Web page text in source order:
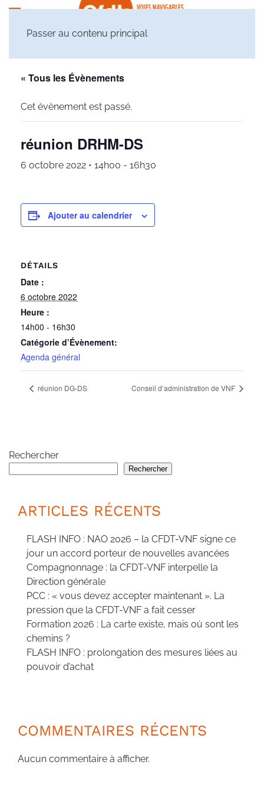
Passer au contenu principal
« Tous les Évènements
Cet évènement est passé.
réunion DRHM-DS
6 octobre 2022 • 14h00 - 16h30
Ajouter au calendrier
DÉTAILS
Date :
6 octobre 2022
Heure :
14h00 - 16h30
Catégorie d’Évènement:
Agenda général
réunion DG-DS Conseil d’administration de VNF
Rechercher
Rechercher
ARTICLES RÉCENTS
FLASH INFO : NAO 2026 – la CFDT-VNF signe ce
jour un accord porteur de nouvelles avancées
Compagnonnage : la CFDT-VNF interpelle la
Direction générale
PCC : « vous devez accepter maintenant ». La
pression que la CFDT-VNF a fait cesser
Formation 2026 : La carte existe, mais où sont les
chemins ?
FLASH INFO : prolongation des mesures liées au
pouvoir d’achat
COMMENTAIRES RÉCENTS
Aucun commentaire à afficher.